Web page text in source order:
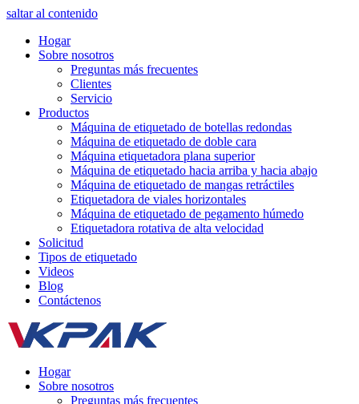
saltar al contenido
Hogar
Sobre nosotros
Preguntas más frecuentes
Clientes
Servicio
Productos
Máquina de etiquetado de botellas redondas
Máquina de etiquetado de doble cara
Máquina etiquetadora plana superior
Máquina de etiquetado hacia arriba y hacia abajo
Máquina de etiquetado de mangas retráctiles
Etiquetadora de viales horizontales
Máquina de etiquetado de pegamento húmedo
Etiquetadora rotativa de alta velocidad
Solicitud
Tipos de etiquetado
Videos
Blog
Contáctenos
Hogar
Sobre nosotros
Preguntas más frecuentes